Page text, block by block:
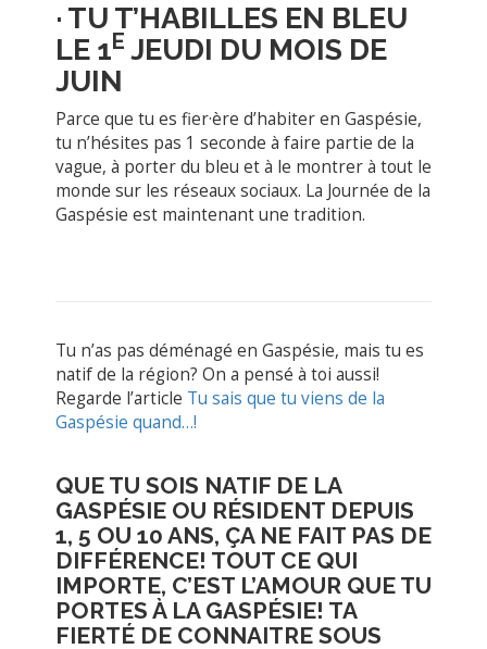
· TU T’HABILLES EN BLEU
LE 1E JEUDI DU MOIS DE
JUIN
Parce que tu es fier·ère d’habiter en Gaspésie,
tu n’hésites pas 1 seconde à faire partie de la
vague, à porter du bleu et à le montrer à tout le
monde sur les réseaux sociaux. La Journée de la
Gaspésie est maintenant une tradition.
Tu n’as pas déménagé en Gaspésie, mais tu es
natif de la région? On a pensé à toi aussi!
Regarde l’article Tu sais que tu viens de la
Gaspésie quand…!
QUE TU SOIS NATIF DE LA
GASPÉSIE OU RÉSIDENT DEPUIS
1, 5 OU 10 ANS, ÇA NE FAIT PAS DE
DIFFÉRENCE! TOUT CE QUI
IMPORTE, C’EST L’AMOUR QUE TU
PORTES À LA GASPÉSIE! TA
FIERTÉ DE CONNAITRE SOUS